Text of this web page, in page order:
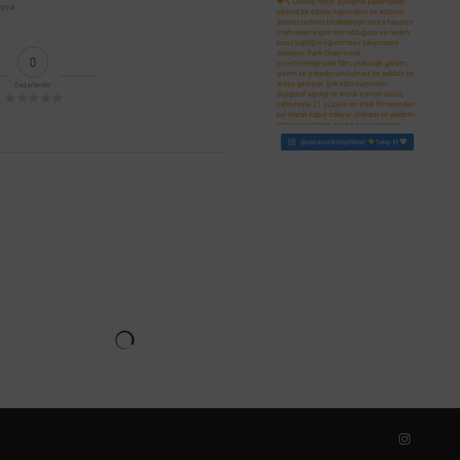
0
Değerlendir
@yabancidizireplikleri Takip Et